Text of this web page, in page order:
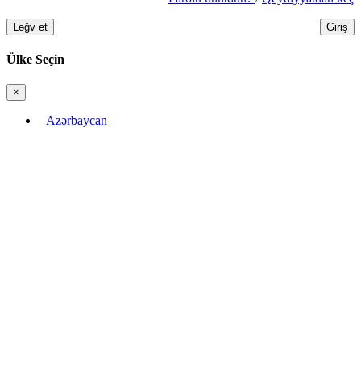
Ləğv et Giriş
Ülke Seçin
×
Bağla
Azərbaycan